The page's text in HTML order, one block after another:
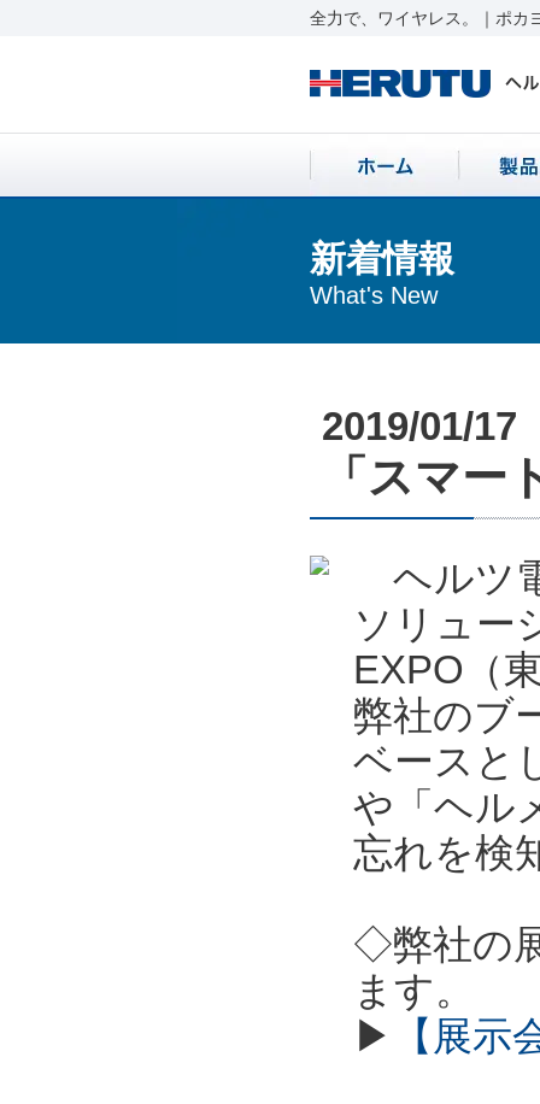
全力で、ワイヤレス。｜ポカ
新着情報
What's New
2019/01/17
「スマー
ヘルツ
ソリュー
EXPO（
弊社のブ
ベースと
や「ヘル
忘れを検
◇弊社の
ます。
▶
【展